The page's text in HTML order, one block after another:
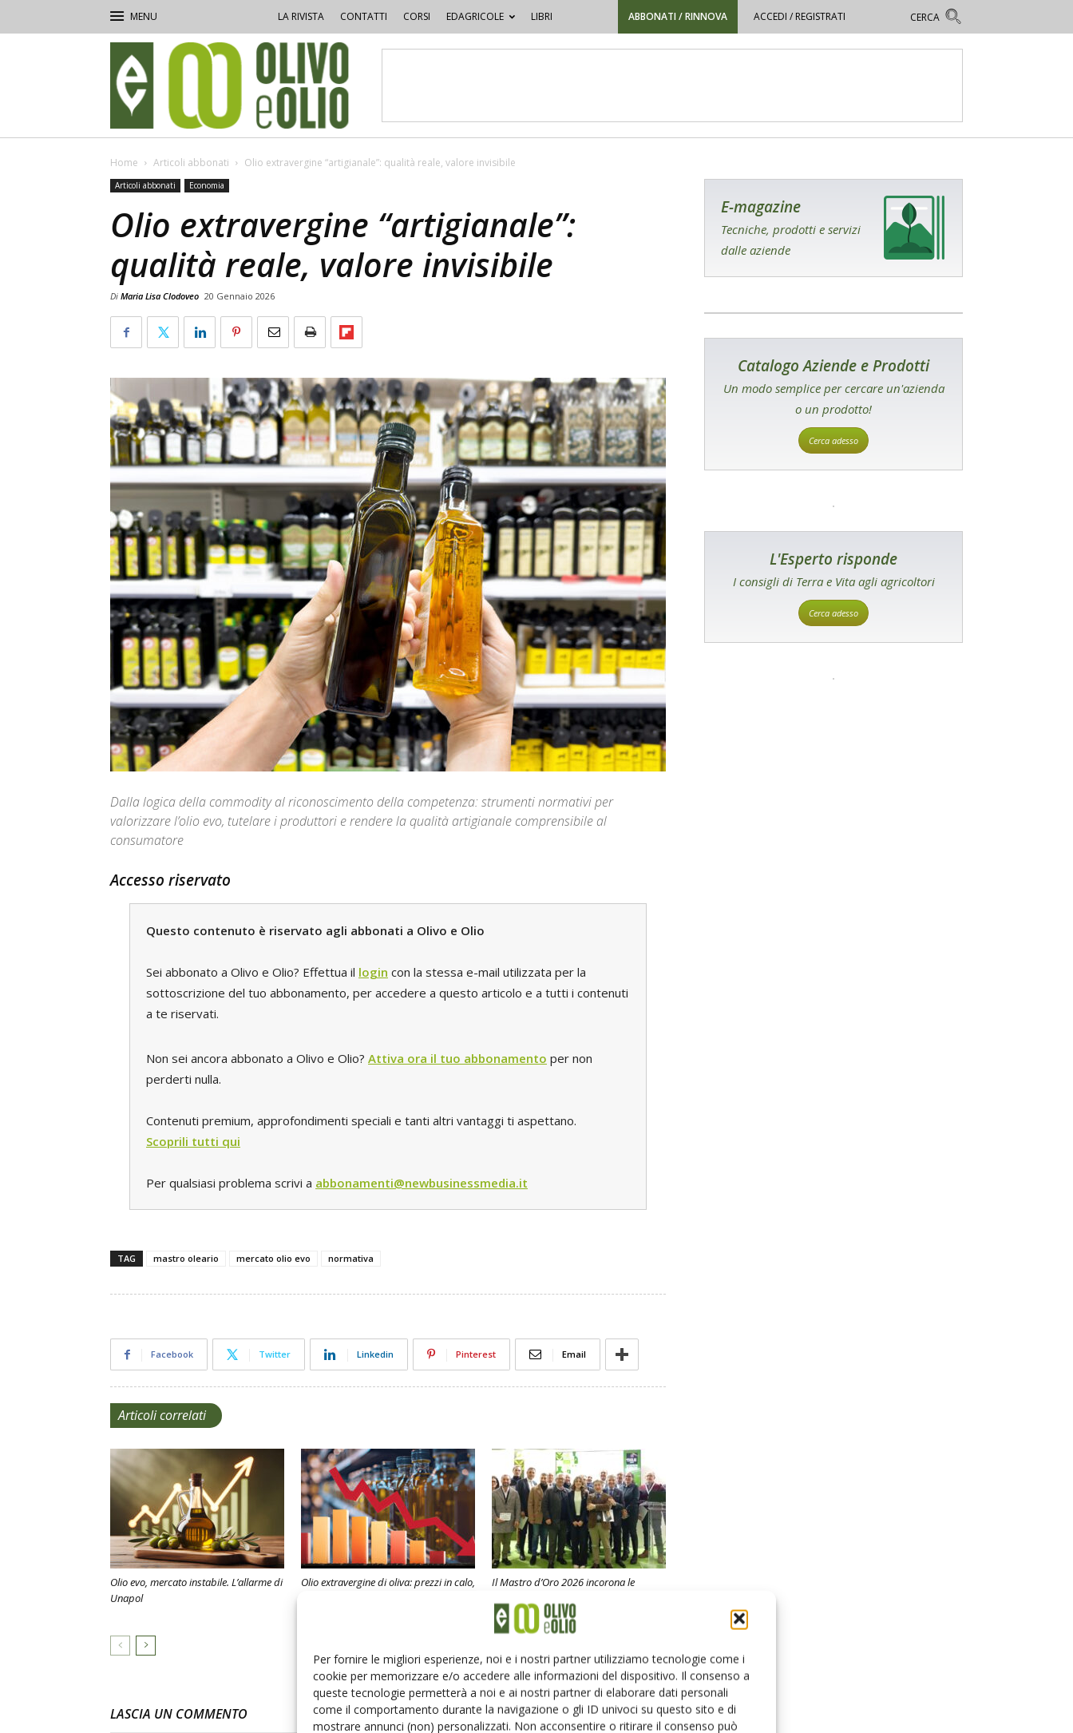
Per fornire le migliori esperienze, noi e i nostri partner utilizziamo tecnologie come i
cookie per memorizzare e/o accedere alle informazioni del dispositivo. Il consenso a
queste tecnologie permetterà a noi e ai nostri partner di elaborare dati personali
come il comportamento durante la navigazione o gli ID univoci su questo sito e di
mostrare annunci (non) personalizzati. Non acconsentire o ritirare il consenso può
LA RIVISTA CONTATTI CORSI EDAGRICOLE LIBRI ABBONATI / RINNOVA ACCEDI / REGISTRATI
e
Olio
Home Articoli abbonati Olio extravergine “artigianale”: qualità reale, valore invisibile
Articoli abbonati Economia
Olio extravergine “artigianale”:
qualità reale, valore invisibile
Di Maria Lisa Clodoveo 20 Gennaio 2026
Dalla logica della commodity al riconoscimento della competenza: strumenti normativi per
valorizzare l’olio evo, tutelare i produttori e rendere la qualità artigianale comprensibile al
consumatore
Accesso riservato
Questo contenuto è riservato agli abbonati a Olivo e Olio
Sei abbonato a Olivo e Olio? Effettua il login con la stessa e-mail utilizzata per la
sottoscrizione del tuo abbonamento, per accedere a questo articolo e a tutti i contenuti
a te riservati.
Non sei ancora abbonato a Olivo e Olio? Attiva ora il tuo abbonamento per non
perderti nulla.
Contenuti premium, approfondimenti speciali e tanti altri vantaggi ti aspettano.
Scoprili tutti qui
Per qualsiasi problema scrivi a abbonamenti@newbusinessmedia.it
TAG mastro oleario mercato olio evo normativa
Facebook Twitter Linkedin Pinterest Email
Articoli correlati
Olio evo, mercato instabile. L’allarme di
Unapol
Olio extravergine di oliva: prezzi in calo,
Il Mastro d’Oro 2026 incorona le
LASCIA UN COMMENTO
E-magazine
Tecniche, prodotti e servizi
dalle aziende
Catalogo Aziende e Prodotti
Un modo semplice per cercare un'azienda
o un prodotto!
Cerca adesso
L'Esperto risponde
I consigli di Terra e Vita agli agricoltori
Cerca adesso